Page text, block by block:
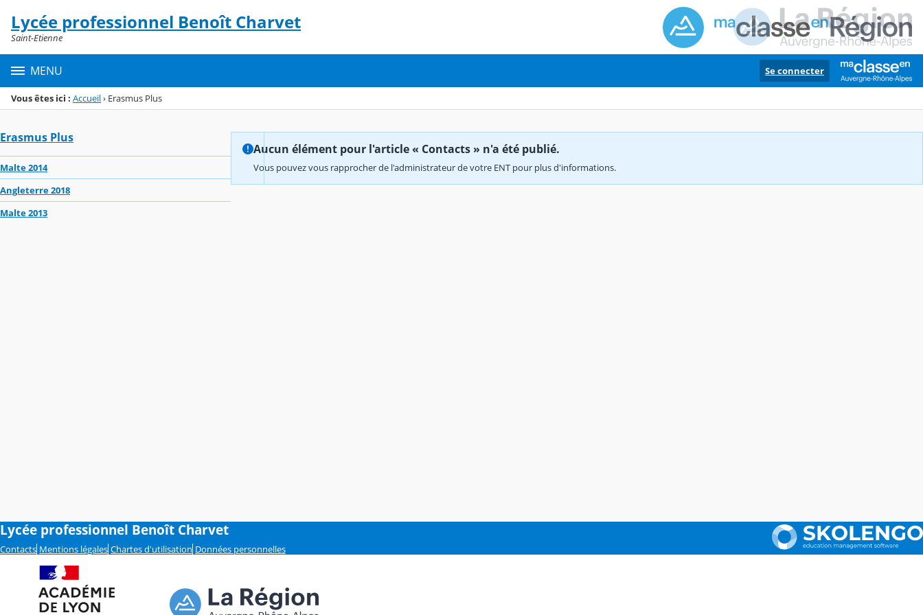
Menu de la rubrique
Contenu
Lycée professionnel Benoît Charvet
Saint-Etienne
MENU Se connecter
Vous êtes ici : Accueil› Erasmus Plus
Erasmus Plus
Malte 2014
Angleterre 2018
Malte 2013
Aucun élément pour l'article « Contacts » n'a été publié.
Vous pouvez vous rapprocher de l'administrateur de votre ENT pour plus d'informations.
Lycée professionnel Benoît Charvet
Contacts Mentions légales Chartes d'utilisation Données personnelles